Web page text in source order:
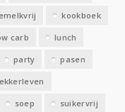
kookboek
carb lunch
party pasen
soep suikervrij